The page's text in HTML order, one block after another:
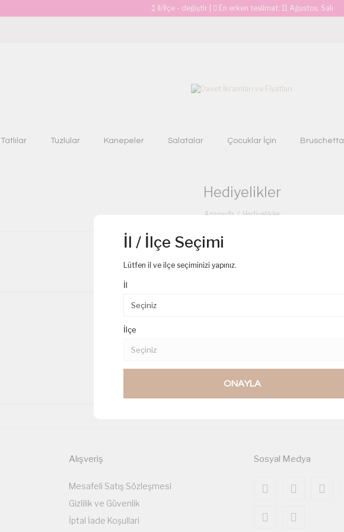
İl/İlçe - değiştir En erken teslimat: 11 Ağustos, Salı
Tatlılar Tuzlular Kanepeler Salatalar Çocuklar İçin Bruschetta
Hediyelikler
Anasayfa Hediyelikler
Ürün Bulunamadı.
Alışveriş
Mesafeli Satış Sözleşmesi
Gizlilik ve Güvenlik
İptal İade Koşullari
Sosyal Medya
İl / İlçe Seçimi
Lütfen il ve ilçe seçiminizi yapınız.
İl
İlçe
ONAYLA